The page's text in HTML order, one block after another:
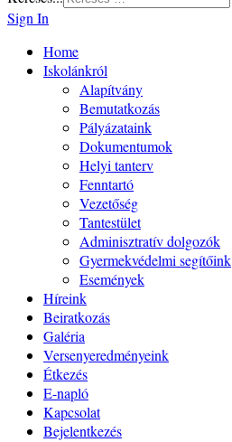
Sign In
Home
Iskolánkról
Alapítvány
Bemutatkozás
Pályázataink
Dokumentumok
Helyi tanterv
Fenntartó
Vezetőség
Tantestület
Adminisztratív dolgozók
Gyermekvédelmi segítőink
Események
Híreink
Beiratkozás
Galéria
Versenyeredményeink
Étkezés
E-napló
Kapcsolat
Bejelentkezés